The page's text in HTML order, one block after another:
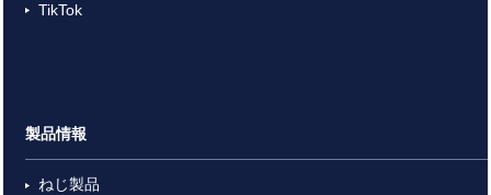
TikTok
製品情報
ねじ製品